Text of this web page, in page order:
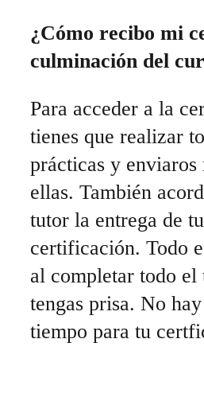
¿Cómo recibo mi
culminación del
Para acceder a la
tienes que realizar
prácticas y enviaros
ellas. También
tutor la entrega de
certificación. Todo
al completar todo
tengas prisa. No
tiempo para tu